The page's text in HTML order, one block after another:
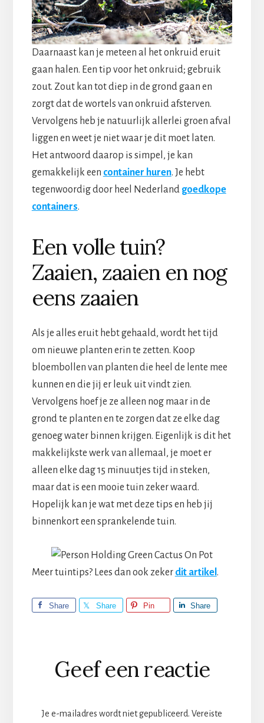
Daarnaast kan je meteen al het onkruid eruit
gaan halen. Een tip voor het onkruid; gebruik
zout. Zout kan tot diep in de grond gaan en
zorgt dat de wortels van onkruid afsterven.
Vervolgens heb je natuurlijk allerlei groen afval
liggen en weet je niet waar je dit moet laten.
Het antwoord daarop is simpel, je kan
gemakkelijk een container huren. Je hebt
tegenwoordig door heel Nederland goedkope
containers.
Een volle tuin?
Zaaien, zaaien en nog
eens zaaien
Als je alles eruit hebt gehaald, wordt het tijd
om nieuwe planten erin te zetten. Koop
bloembollen van planten die heel de lente mee
kunnen en die jij er leuk uit vindt zien.
Vervolgens hoef je ze alleen nog maar in de
grond te planten en te zorgen dat ze elke dag
genoeg water binnen krijgen. Eigenlijk is dit het
makkelijkste werk van allemaal, je moet er
alleen elke dag 15 minuutjes tijd in steken,
maar dat is een mooie tuin zeker waard.
Hopelijk kan je wat met deze tips en heb jij
binnenkort een sprankelende tuin.
Meer tuintips? Lees dan ook zeker dit artikel .
Share Share Pin Share
Lees
Interacties
Geef een reactie
Je e-mailadres wordt niet gepubliceerd. Vereiste